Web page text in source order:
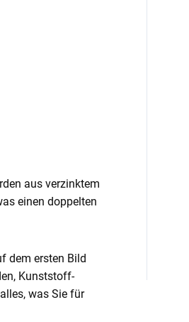
aus verzinktem
einen doppelten
dem ersten Bild
Kunststoff-
was Sie für